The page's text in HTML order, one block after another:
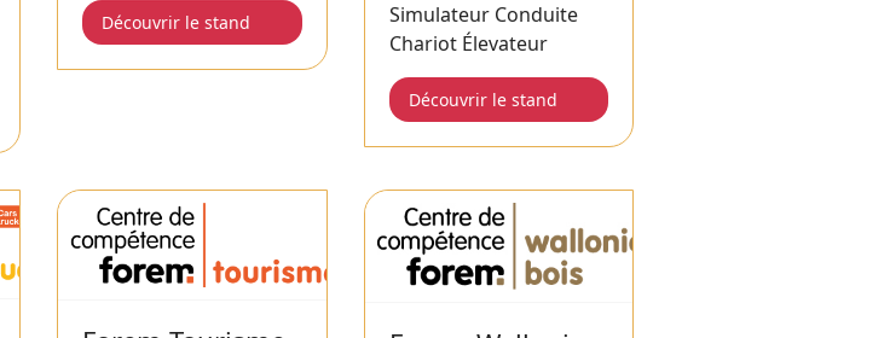
Découvrir le stand
Simulateur Conduite
Chariot Élevateur
Découvrir le stand